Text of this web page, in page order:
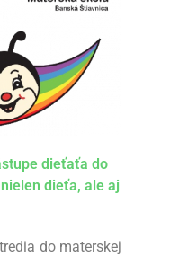
dieťaťa do
dieťa, ale aj
do materskej